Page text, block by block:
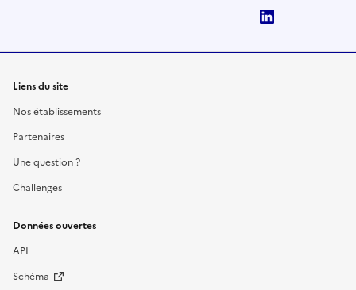
Liens du site
Nos établissements
Partenaires
Une question ?
Challenges
Données ouvertes
API
Schéma